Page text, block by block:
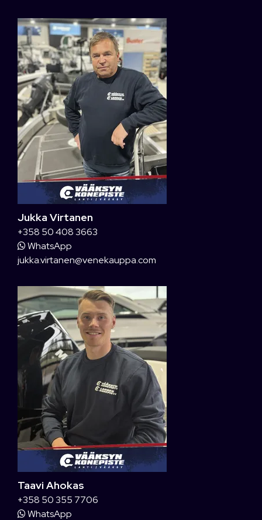
Jukka Virtanen
+358 50 408 3663
WhatsApp
jukka.virtanen@venekauppa.com
Taavi Ahokas
+358 50 355 7706
WhatsApp